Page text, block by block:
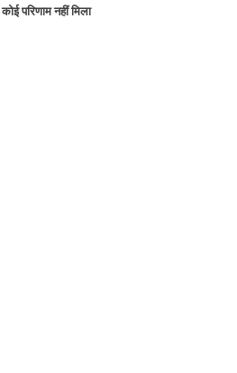
कोई परिणाम नहीं मिला